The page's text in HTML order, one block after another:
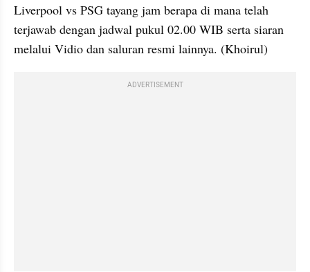
Liverpool vs PSG tayang jam berapa di mana telah
terjawab dengan jadwal pukul 02.00 WIB serta siaran
melalui Vidio dan saluran resmi lainnya. (Khoirul)
ADVERTISEMENT